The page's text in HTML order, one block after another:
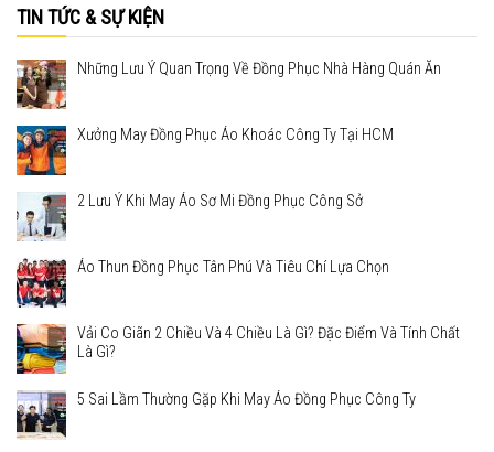
TIN TỨC & SỰ KIỆN
Những Lưu Ý Quan Trọng Về Đồng Phục Nhà Hàng Quán Ăn
Xưởng May Đồng Phục Áo Khoác Công Ty Tại HCM
2 Lưu Ý Khi May Áo Sơ Mi Đồng Phục Công Sở
Áo Thun Đồng Phục Tân Phú Và Tiêu Chí Lựa Chọn
Vải Co Giãn 2 Chiều Và 4 Chiều Là Gì? Đặc Điểm Và Tính Chất
Là Gì?
5 Sai Lầm Thường Gặp Khi May Áo Đồng Phục Công Ty